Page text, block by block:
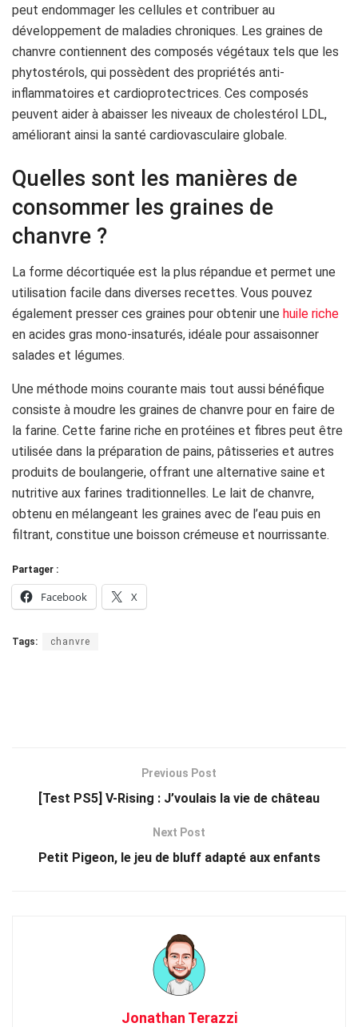
peut endommager les cellules et contribuer au
développement de maladies chroniques. Les graines de
chanvre contiennent des composés végétaux tels que les
phytostérols, qui possèdent des propriétés anti-
inflammatoires et cardioprotectrices. Ces composés
peuvent aider à abaisser les niveaux de cholestérol LDL,
améliorant ainsi la santé cardiovasculaire globale.
Quelles sont les manières de
consommer les graines de
chanvre ?
La forme décortiquée est la plus répandue et permet une
utilisation facile dans diverses recettes. Vous pouvez
également presser ces graines pour obtenir une huile riche
en acides gras mono-insaturés, idéale pour assaisonner
salades et légumes.
Une méthode moins courante mais tout aussi bénéfique
consiste à moudre les graines de chanvre pour en faire de
la farine. Cette farine riche en protéines et fibres peut être
utilisée dans la préparation de pains, pâtisseries et autres
produits de boulangerie, offrant une alternative saine et
nutritive aux farines traditionnelles. Le lait de chanvre,
obtenu en mélangeant les graines avec de l’eau puis en
filtrant, constitue une boisson crémeuse et nourrissante.
Partager :
Facebook X
Tags: chanvre
Previous Post
[Test PS5] V-Rising : J’voulais la vie de château
Next Post
Petit Pigeon, le jeu de bluff adapté aux enfants
Jonathan Terazzi